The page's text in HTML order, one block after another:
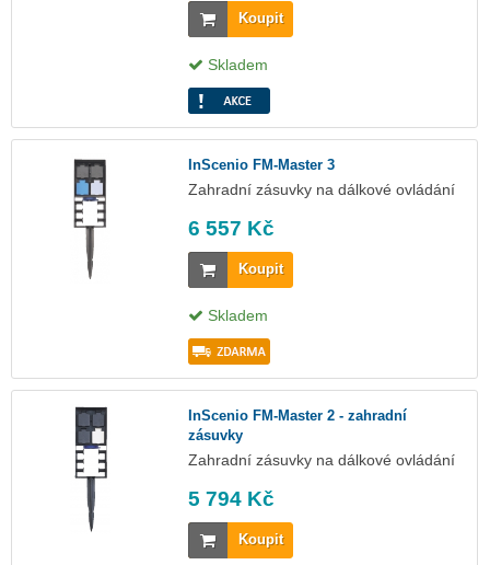
Koupit
Skladem
InScenio FM-Master 3
Zahradní zásuvky na dálkové ovládání
6 557 Kč
Koupit
Skladem
InScenio FM-Master 2 - zahradní
zásuvky
Zahradní zásuvky na dálkové ovládání
5 794 Kč
Koupit